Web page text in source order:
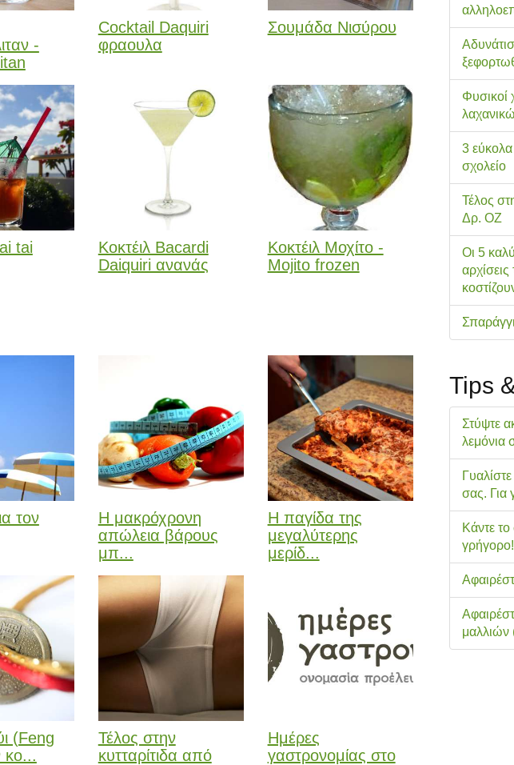
-
Cocktail Daquiri
φραουλα
Σουμάδα Νισύρου
tai
Κοκτέιλ Bacardi
Daiquiri ανανάς
Κοκτέιλ Μοχίτο -
Mojito frozen
τον
Η μακρόχρονη
απώλεια βάρους
μπ...
Η παγίδα της
μεγαλύτερης
μερίδ...
(Feng
κο...
Τέλος στην
κυτταρίτιδα από
Ημέρες
γαστρονομίας στο
Φυσικοί
3 εύκολα
σχολείo
Τέλος
Δρ. ΟΖ
Οι 5
Tips
Στύψτε
λεμόνια
σας. Για
Κάντε
γρήγορο!
μαλλιών